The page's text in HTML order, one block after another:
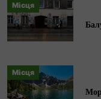
премії
Місця
Місця